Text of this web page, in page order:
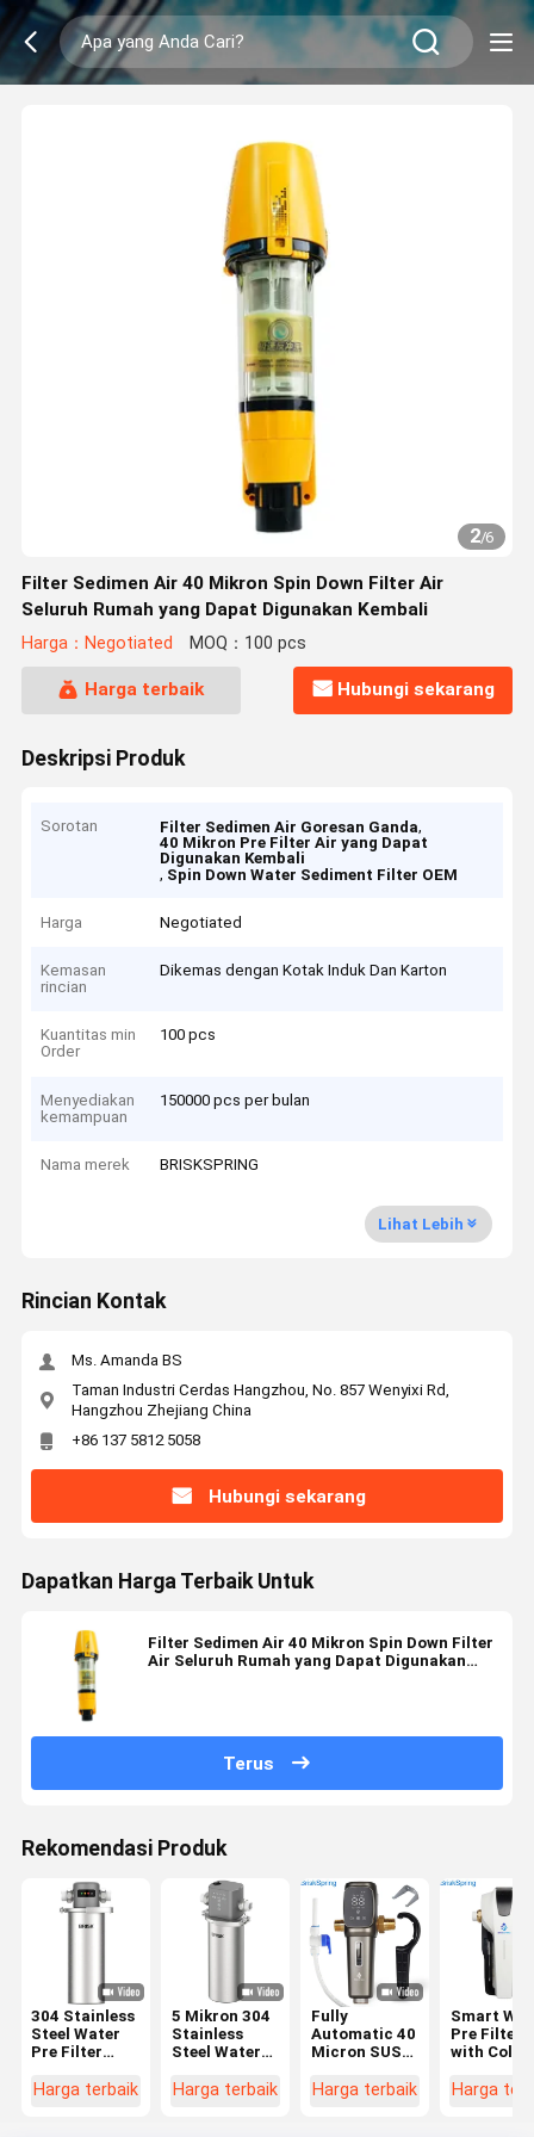
2/6
Filter Sedimen Air 40 Mikron Spin Down Filter Air
Seluruh Rumah yang Dapat Digunakan Kembali
Harga：Negotiated MOQ：100 pcs
Harga terbaik Hubungi sekarang
Deskripsi Produk
Sorotan Filter Sedimen Air Goresan Ganda,
40 Mikron Pre Filter Air yang Dapat
Digunakan Kembali
, Spin Down Water Sediment Filter OEM
Harga Negotiated
Kemasan
rincian
Dikemas dengan Kotak Induk Dan Karton
Kuantitas min
Order
100 pcs
Menyediakan
kemampuan
150000 pcs per bulan
Nama merek BRISKSPRING
Lihat Lebih
Rincian Kontak
Ms. Amanda BS
Taman Industri Cerdas Hangzhou, No. 857 Wenyixi Rd,
Hangzhou Zhejiang China
+86 137 5812 5058
Hubungi sekarang
Dapatkan Harga Terbaik Untuk
Filter Sedimen Air 40 Mikron Spin Down Filter
Air Seluruh Rumah yang Dapat Digunakan
Terus
Rekomendasi Produk
304 Stainless
Steel Water
Pre Filter
Filtrasi 5
Harga terbaik
5 Mikron 304
Stainless
Steel Water
dengan katup
Harga terbaik
Fully
Automatic 40
Micron SUS
Steel
Harga terbaik
Smart
Pre Filter
with Color
Tool Free
Harga